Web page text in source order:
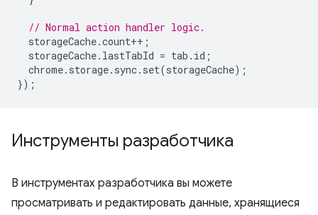
// Normal action handler logic.
storageCache.count++ ;
storageCache. lastTabId = tab . id ;
chrome. storage. sync. set(storageCache);
});
Инструменты разработчика
В инструментах разработчика вы можете
просматривать и редактировать данные, хранящиеся